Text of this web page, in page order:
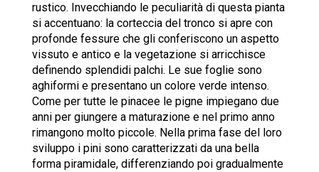
rustico. Invecchiando le peculiarità di questa pianta
si accentuano: la corteccia del tronco si apre con
profonde fessure che gli conferiscono un aspetto
vissuto e antico e la vegetazione si arricchisce
definendo splendidi palchi. Le sue foglie sono
aghiformi e presentano un colore verde intenso.
Come per tutte le pinacee le pigne impiegano due
anni per giungere a maturazione e nel primo anno
rimangono molto piccole. Nella prima fase del loro
sviluppo i pini sono caratterizzati da una bella
forma piramidale, differenziando poi gradualmente